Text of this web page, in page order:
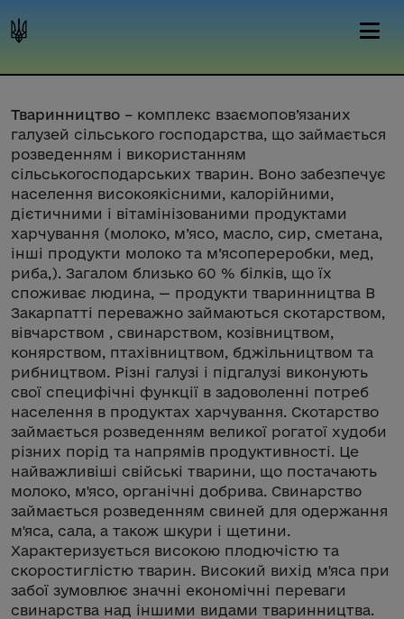
Тваринництво – комплекс взаємопов’язаних
галузей сільського господарства, що займається
розведенням і використанням
сільськогосподарських тварин. Воно забезпечує
населення високоякісними, калорійними,
дієтичними і вітамінізованими продуктами
харчування (молоко, м’ясо, масло, сир, сметана,
інші продукти молоко та м’ясопереробки, мед,
риба,). Загалом близько 60 % білків, що їх
споживає людина, — продукти тваринництва В
Закарпатті переважно займаються скотарством,
вівчарством , свинарством, козівництвом,
конярством, птахівництвом, бджільництвом та
рибництвом. Різні галузі і підгалузі виконують
свої специфічні функції в задоволенні потреб
населення в продуктах харчування. Скотарство
займається розведенням великої рогатої худоби
різних порід та напрямів продуктивності. Це
найважливіші свійські тварини, що постачають
молоко, м'ясо, органічні добрива. Свинарство
займається розведенням свиней для одержання
м'яса, сала, а також шкури і щетини.
Характеризується високою плодючістю та
скоростиглістю тварин. Високий вихід м'яса при
забої зумовлює значні економічні переваги
свинарства над іншими видами тваринництва.